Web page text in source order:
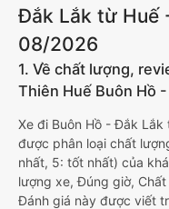
Đắk Lắk từ Huế
08/2026
1. Về chất lượng,
Thiên Huế Buôn Hồ
Xe đi Buôn Hồ - Đắk
được phân loại chất
nhất, 5: tốt nhất) của
lượng xe, Đúng giờ,
Đánh giá này được viết